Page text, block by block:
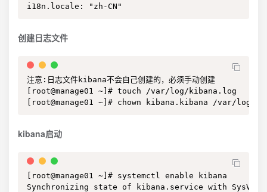
i18n.locale: "zh-CN"
创建日志文件
注意:日志文件kibana不会自己创建的，必须手动创建
[root@manage01 ~]# touch /var/log/kibana.log
[root@manage01 ~]# chown kibana.kibana /var/log/
kibana启动
[root@manage01 ~]# systemctl enable kibana
Synchronizing state of kibana.service with SysV